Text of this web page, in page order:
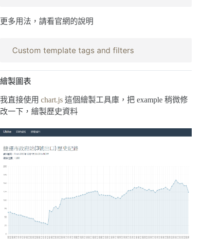
更多用法，請看官網的說明
Custom template tags and filters
繪製圖表
我直接使用 chart.js 這個繪製工具庫，把 example 稍微修
改一下，繪製歷史資料